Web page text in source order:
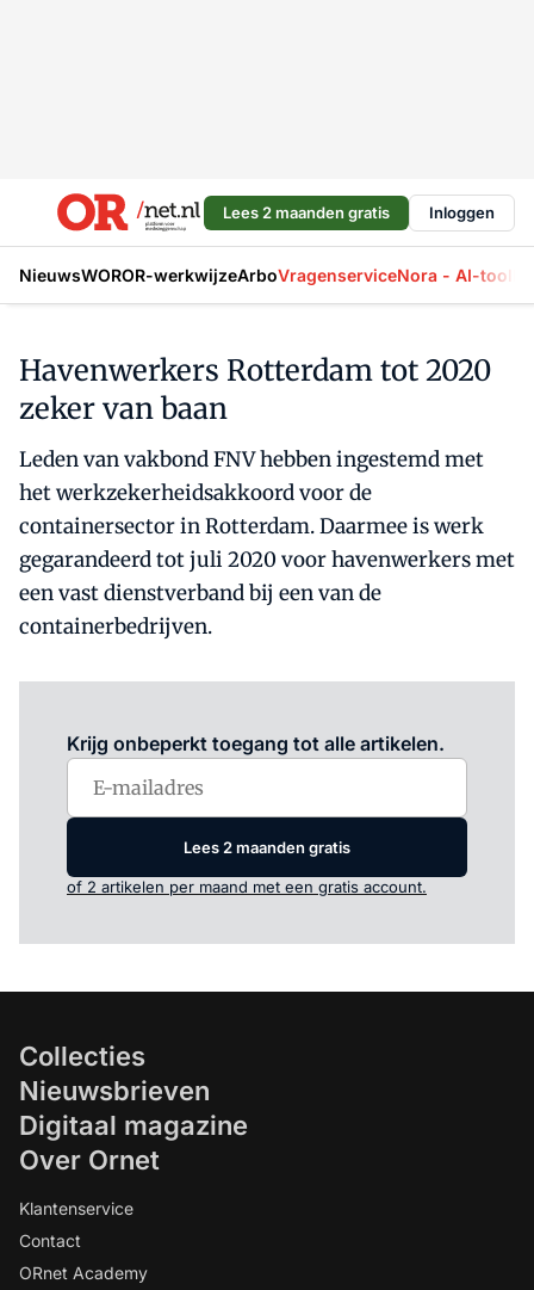
Lees 2 maanden gratis Inloggen
NieuwsWOROR-werkwijzeArboVragenserviceNora - AI-tool
Havenwerkers Rotterdam tot 2020
zeker van baan
Leden van vakbond FNV hebben ingestemd met
het werkzekerheidsakkoord voor de
containersector in Rotterdam. Daarmee is werk
gegarandeerd tot juli 2020 voor havenwerkers met
een vast dienstverband bij een van de
containerbedrijven.
Krijg onbeperkt toegang tot alle artikelen.
Lees 2 maanden gratis
of 2 artikelen per maand met een gratis account.
Collecties
Nieuwsbrieven
Digitaal magazine
Over Ornet
Klantenservice
Contact
ORnet Academy